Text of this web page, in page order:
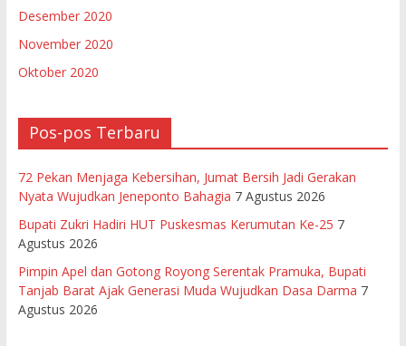
Desember 2020
November 2020
Oktober 2020
Pos-pos Terbaru
72 Pekan Menjaga Kebersihan, Jumat Bersih Jadi Gerakan
Nyata Wujudkan Jeneponto Bahagia 7 Agustus 2026
Bupati Zukri Hadiri HUT Puskesmas Kerumutan Ke-25 7
Agustus 2026
Pimpin Apel dan Gotong Royong Serentak Pramuka, Bupati
Tanjab Barat Ajak Generasi Muda Wujudkan Dasa Darma 7
Agustus 2026